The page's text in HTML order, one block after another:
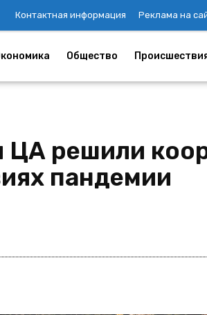
Контактная информация Реклама на
Общество
ЦА решили
пандемии